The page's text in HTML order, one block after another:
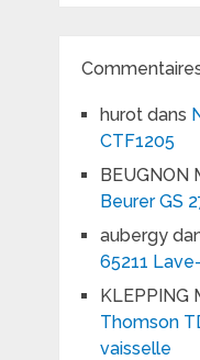
hurotdans
CTF1205
BEUGNON
Beurer GS
aubergy
65211
KLEPPING
Thomson
vaisselle